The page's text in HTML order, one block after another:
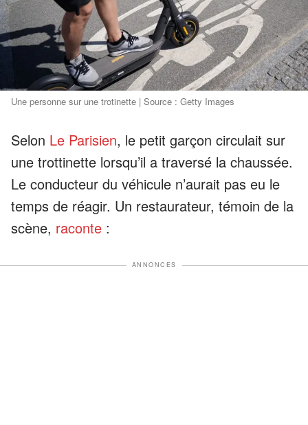
Une personne sur une trotinette | Source : Getty Images
Selon Le Parisien, le petit garçon circulait sur
une trottinette lorsqu’il a traversé la chaussée.
Le conducteur du véhicule n’aurait pas eu le
temps de réagir. Un restaurateur, témoin de la
scène, raconte :
ANNONCES